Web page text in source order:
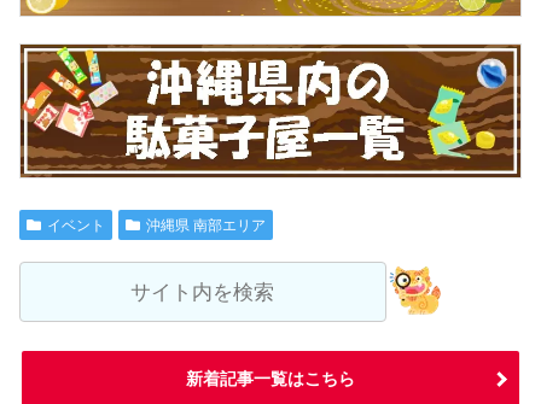
イベント 沖縄県 南部エリア
新着記事一覧はこちら